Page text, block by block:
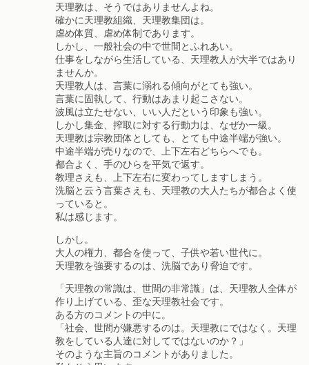
天理教は、そうではありませんよね。
確かに天理教組織、天理教集団は。
虐め体質、虐め体制であります。
しかし、一般社会の中で世間とふれあい。
仕事をしながら生活している、天理教人が大半ではあり
ませんか。
天理教人は、言葉に溺れる傾向がとても強い。
言葉に固執して、行動はあまり起こさない。
波風は立たせない、いい人だという印象も強い。
しかし集金、搾取に対する行動力は、なぜか一級。
天理教は宗教団体としても、とても中途半端が強い。
中途半端が売りなので、上下左右どちらへでも。
都合よく、手のひらを平気で返す。
教理さえも、上下左右に変わってしますしまう。
洗脳と云う言葉さえも、天理教の大人たちが都合よく使
っていると。
私は感じます。
しかし。
大人の権力、都合を使って、子供や若い世代に。
天理教を強要するのは、洗脳であり脅迫です。
「天理教の常識は、世間の非常識」は、天理教人全体が
作り上げている、歪な天理教社会です。
ある方のコメントの中に。
「社会、世間が嫌悪するのは。天理教にではなく。天理
教をしている人達に対してではないのか？」
そのような主旨のコメントがありました。